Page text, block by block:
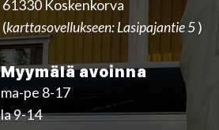
61330 Koskenkorva
(karttasovellukseen: Lasipajantie 5)
Myymälä avoinna
ma-pe 8-17
la 9-14